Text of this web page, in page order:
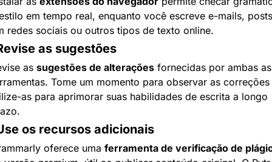
em tempo real, enquanto você escreve e-mails, posts
redes sociais ou outros tipos de texto online.
as sugestões
as sugestões de alterações fornecidas por ambas as
Tome um momento para observar as correções
as para aprimorar suas habilidades de escrita a longo
os recursos adicionais
oferece uma ferramenta de verificação de